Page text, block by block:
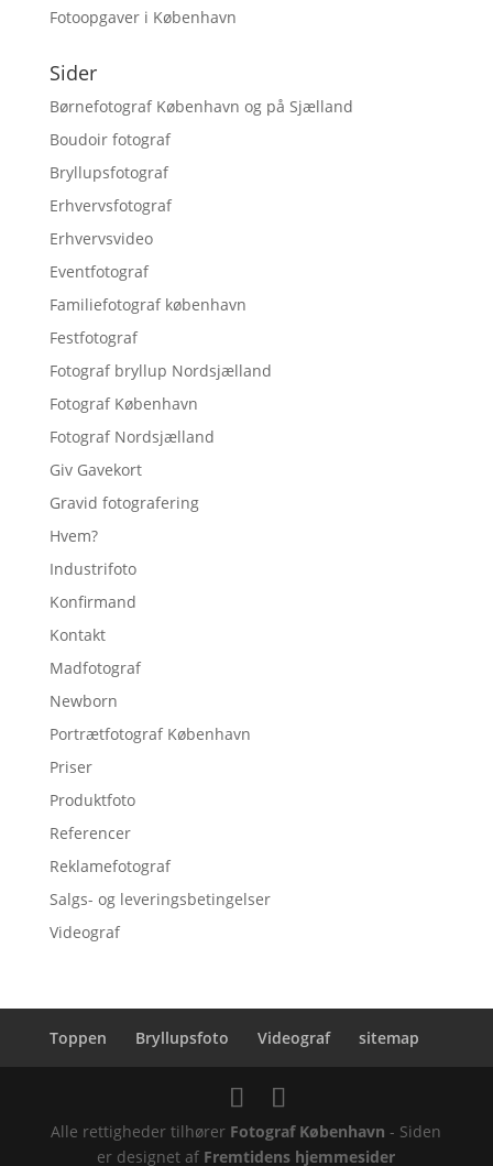
Fotoopgaver i København
Sider
Børnefotograf København og på Sjælland
Boudoir fotograf
Bryllupsfotograf
Erhvervsfotograf
Erhvervsvideo
Eventfotograf
Familiefotograf københavn
Festfotograf
Fotograf bryllup Nordsjælland
Fotograf København
Fotograf Nordsjælland
Giv Gavekort
Gravid fotografering
Hvem?
Industrifoto
Konfirmand
Kontakt
Madfotograf
Newborn
Portrætfotograf København
Priser
Produktfoto
Referencer
Reklamefotograf
Salgs- og leveringsbetingelser
Videograf
Toppen Bryllupsfoto Videograf sitemap
Alle rettigheder tilhører Fotograf København - Siden
er designet af Fremtidens hjemmesider